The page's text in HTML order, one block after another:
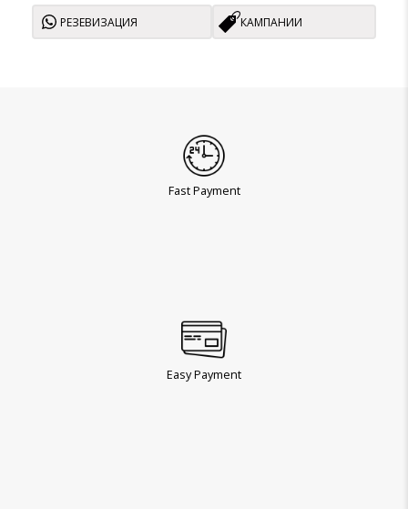
РЕЗЕВИЗАЦИЯ КАМПАНИИ
Fast Payment
Easy Payment